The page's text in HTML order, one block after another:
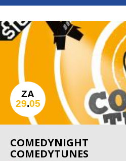
COMEDYNIGHT
COMEDYTUNES
ZA
29.05